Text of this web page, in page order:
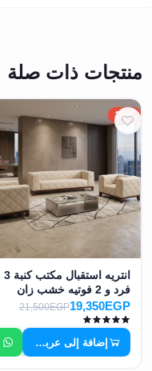
منتجات ذات صلة
10%
انتريه استقبال مكتب كنبة 3
فرد و 2 فوتيه خشب زان
احمر MS-7816
19,350EGP
21,500EGP
إضافة إلى عربة التسوق